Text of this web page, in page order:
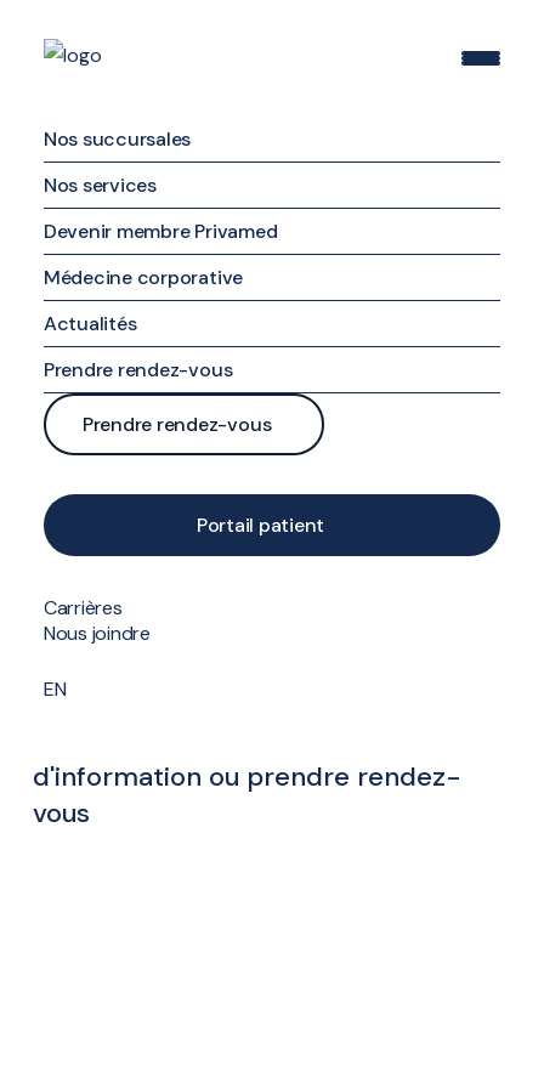
Nos succursales
Succursale de Boucherville
Succursale de Brossard
Succursale du quartier Dix30
Nos services
Médecine familiale
Médecine spécialisée
Soins infirmiers
Maternité et famille
Examens et analyses diagnostiques
Devenir membre Privamed
Médecine corporative
Actualités
Prendre rendez-vous
Téléphone
Prendre rendez-vous
Portail patient
Carrières
Nous joindre
EN
d'information ou prendre rendez-
vous